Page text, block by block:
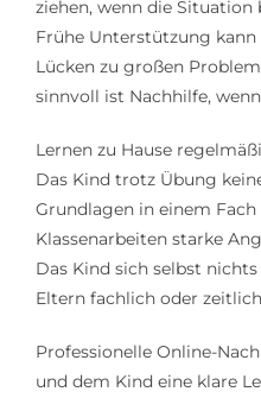
ziehen, wenn die
Frühe Unterstützung kann
Lücken zu großen
sinnvoll ist Nachhilfe,
Lernen zu Hause
Das Kind trotz Übung
Grundlagen in einem Fach
Klassenarbeiten starke
Das Kind sich selbst
Eltern fachlich oder
Professionelle Online-
und dem Kind eine klare